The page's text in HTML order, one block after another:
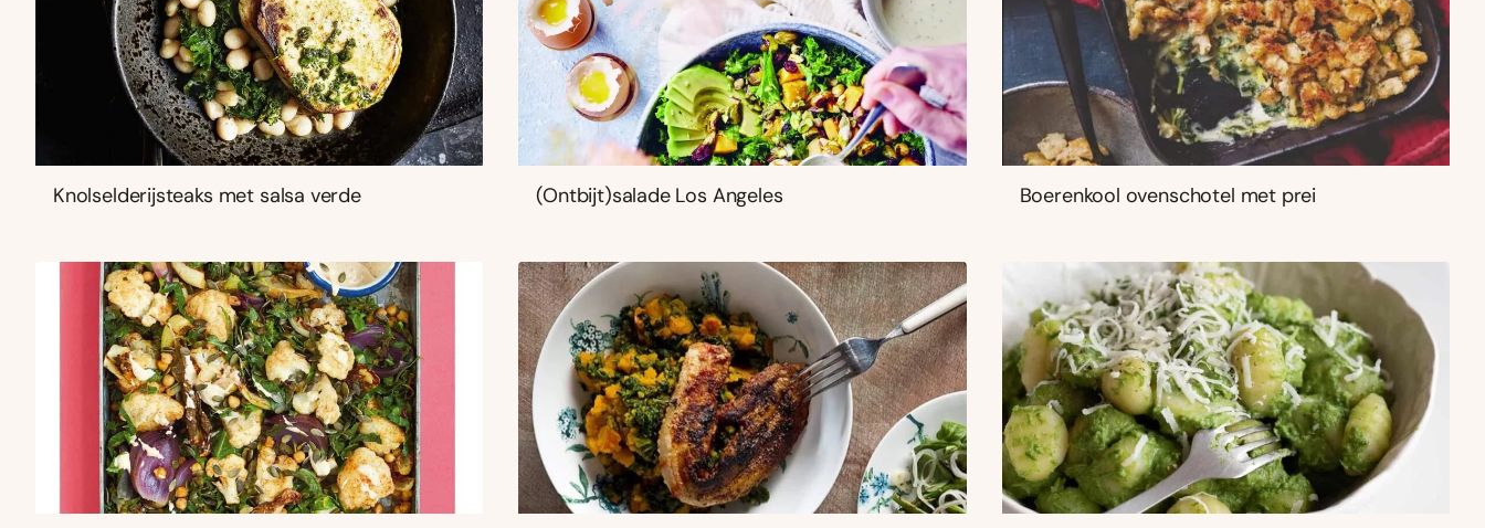
Knolselderijsteaks met salsa verde (Ontbijt)salade Los Angeles Boerenkool ovenschotel met prei